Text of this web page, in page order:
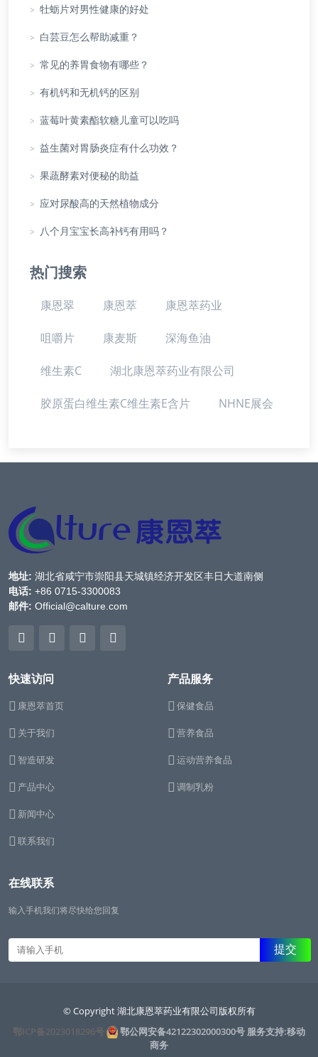
> 牡蛎片对男性健康的好处
> 白芸豆怎么帮助减重？
> 常见的养胃食物有哪些？
> 有机钙和无机钙的区别
> 蓝莓叶黄素酯软糖儿童可以吃吗
> 益生菌对胃肠炎症有什么功效？
> 果蔬酵素对便秘的助益
> 应对尿酸高的天然植物成分
> 八个月宝宝长高补钙有用吗？
热门搜索
康恩翠 康恩萃 康恩萃药业
咀嚼片 康麦斯 深海鱼油
维生素C 湖北康恩萃药业有限公司
胶原蛋白维生素C维生素E含片 NHNE展会
地址: 湖北省咸宁市崇阳县天城镇经济开发区丰日大道南侧
电话: +86 0715-3300083
邮件: Official@calture.com
快速访问
康恩萃首页
关于我们
智造研发
产品中心
新闻中心
联系我们
产品服务
保健食品
营养食品
运动营养食品
调制乳粉
在线联系
输入手机我们将尽快给您回复
© Copyright 湖北康恩萃药业有限公司版权所有
鄂ICP备2023018296号
鄂公网安备42122302000300号 服务支持:移动
商务